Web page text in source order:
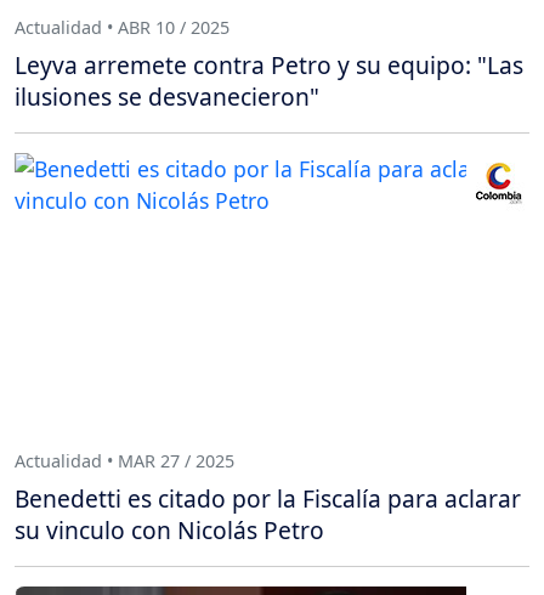
Actualidad • ABR 10 / 2025
Leyva arremete contra Petro y su equipo: "Las
ilusiones se desvanecieron"
Actualidad • MAR 27 / 2025
Benedetti es citado por la Fiscalía para aclarar
su vinculo con Nicolás Petro